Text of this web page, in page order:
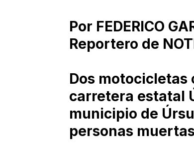
Por FEDERICO
Reportero de
Dos motocicletas
carretera estatal
municipio de
personas